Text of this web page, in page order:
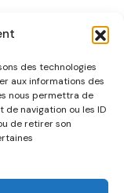
des technologies
aux informations des
nous permettra de
navigation ou les ID
de retirer son